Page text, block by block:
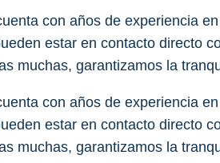
con años de experiencia
estar en contacto directo
muchas, garantizamos la
con años de experiencia
estar en contacto directo
muchas, garantizamos la